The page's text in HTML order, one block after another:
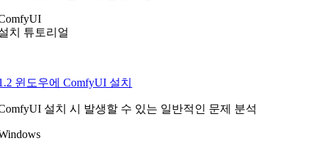
치 튜토리얼
윈도우에 ComfyUI 설치
설치 시 발생할 수 있는 일반적인 문제 분석